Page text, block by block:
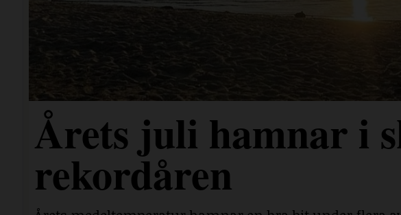
Årets juli hamnar i
rekordåren